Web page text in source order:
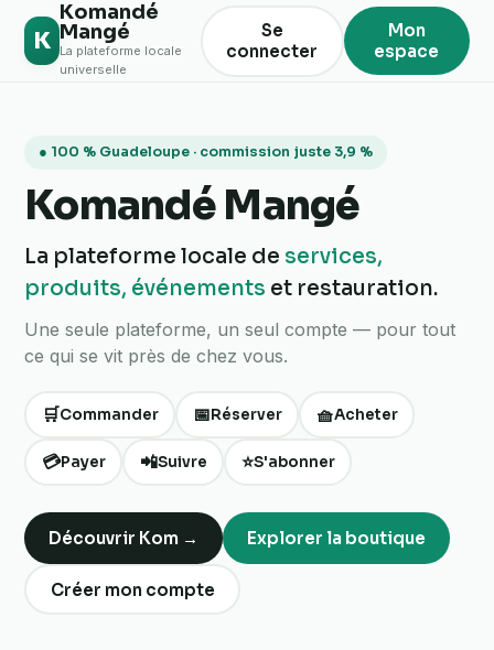
K
Komandé
Mangé
La plateforme locale
universelle
Se
connecter
Mon
espace
● 100 % Guadeloupe · commission juste 3,9 %
Komandé Mangé
La plateforme locale de services,
produits, événements et restauration.
Une seule plateforme, un seul compte — pour tout
ce qui se vit près de chez vous.
🛒Commander 📅Réserver 🧺Acheter
💳Payer 📲Suivre ⭐S'abonner
Découvrir Kom → Explorer la boutique
Créer mon compte